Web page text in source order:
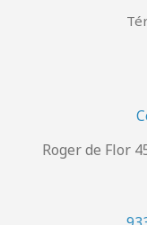
Roger de Flor